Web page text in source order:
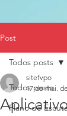
Post
Todos posts
Plano de
Todos posts
sitefvpo
17 de mai.